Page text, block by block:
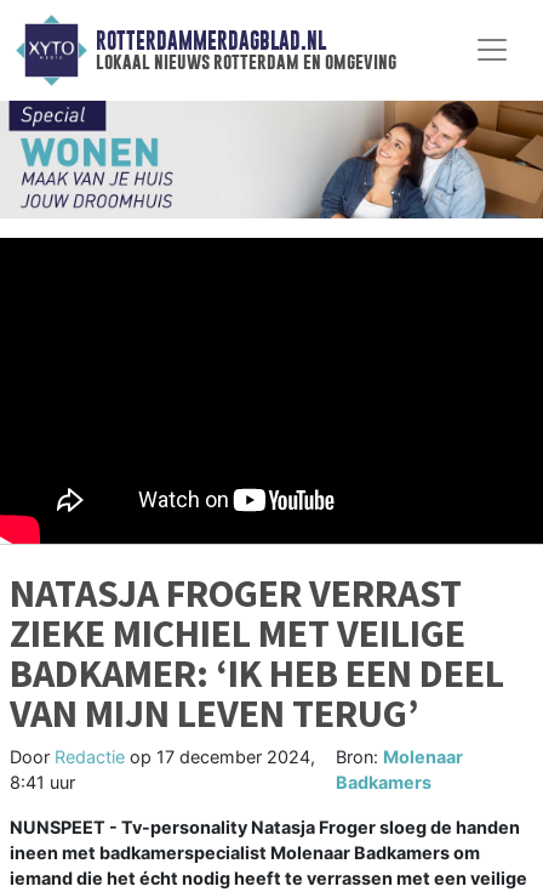
ROTTERDAMMERDAGBLAD.NL
lokaal nieuws rotterdam en omgeving
NATASJA FROGER VERRAST
ZIEKE MICHIEL MET VEILIGE
BADKAMER: ‘IK HEB EEN DEEL
VAN MIJN LEVEN TERUG’
Door Redactie op 17 december 2024,
8:41 uur
Bron: Molenaar
Badkamers
NUNSPEET - Tv-personality Natasja Froger sloeg de handen
ineen met badkamerspecialist Molenaar Badkamers om
iemand die het écht nodig heeft te verrassen met een veilige